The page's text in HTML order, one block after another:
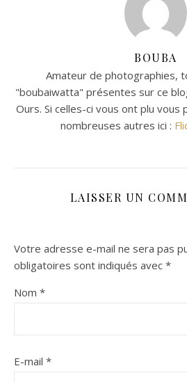
BOUBA
Amateur de photographies,
"boubaiwatta" présentes sur ce
Ours. Si celles-ci vous ont plu vous
nombreuses autres ici :
LAISSER UN
Votre adresse e-mail ne sera pas
obligatoires sont indiqués avec *
Nom *
E-mail *